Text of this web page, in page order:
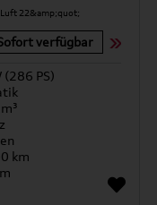
verfügbar
(286 PS)
km